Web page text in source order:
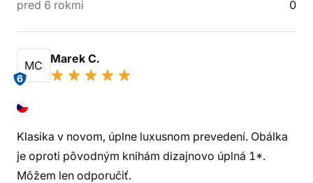
pred 6 rokmi 0
MC
6
Marek C.
Klasika v novom, úplne luxusnom prevedení. Obálka
je oproti pôvodným knihám dizajnovo úplná 1*.
Môžem len odporučiť.